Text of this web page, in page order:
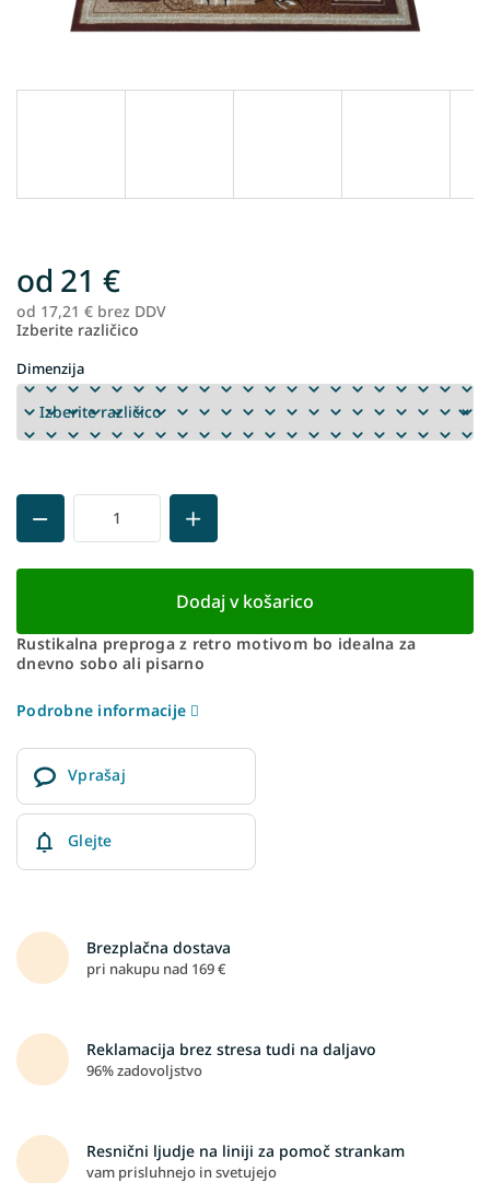
od 21 €
od 17,21 € brez DDV
Izberite različico
Dimenzija
Dodaj v košarico
Rustikalna preproga z retro motivom bo idealna za
dnevno sobo ali pisarno
Podrobne informacije
Vprašaj
Glejte
Brezplačna dostava
pri nakupu nad 169 €
Reklamacija brez stresa tudi na daljavo
96% zadovoljstvo
Resnični ljudje na liniji za pomoč strankam
vam prisluhnejo in svetujejo